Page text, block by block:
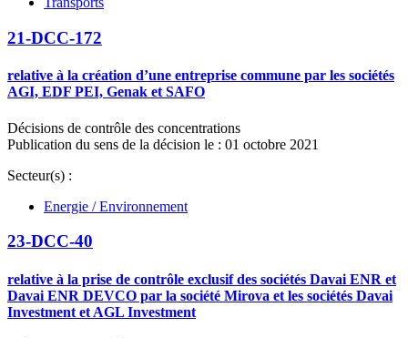
21-DCC-172
relative à la création d’une entreprise commune par les sociétés
AGI, EDF PEI, Genak et SAFO
Décisions de contrôle des concentrations
Publication du sens de la décision le : 01 octobre 2021
Secteur(s) :
Energie / Environnement
23-DCC-40
relative à la prise de contrôle exclusif des sociétés Davai ENR et
Davai ENR DEVCO par la société Mirova et les sociétés Davai
Investment et AGL Investment